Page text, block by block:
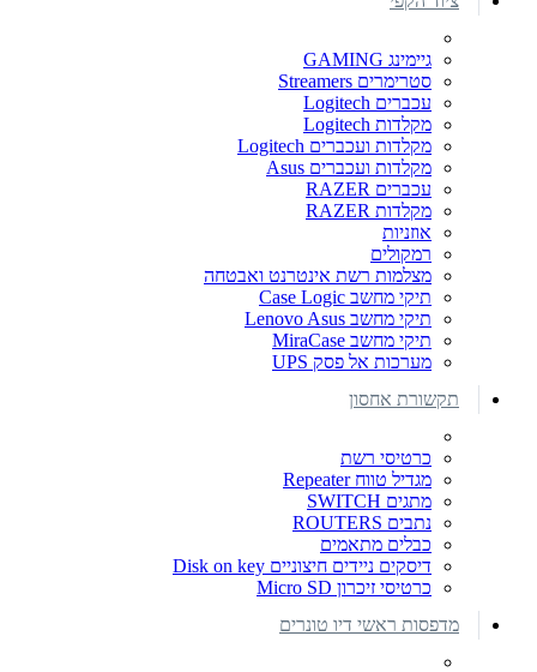
גיימינג GAMING
סטרימרים Streamers
עכברים Logitech
מקלדות Logitech
מקלדות ועכברים Logitech
מקלדות ועכברים Asus
עכברים RAZER
מקלדות RAZER
אוזניות
רמקולים
מצלמות רשת אינטרנט ואבטחה
תיקי מחשב Case Logic
תיקי מחשב Lenovo Asus
תיקי מחשב MiraCase
מערכות אל פסק UPS
תקשורת אחסון
כרטיסי רשת
מגדיל טווח Repeater
מתגים SWITCH
נתבים ROUTERS
כבלים מתאמים
דיסקים ניידים חיצוניים Disk on key
כרטיסי זיכרון Micro SD
מדפסות ראשי דיו טונרים